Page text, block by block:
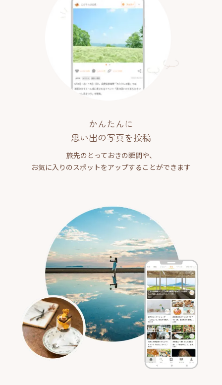
かんたんに
思い出の写真を投稿
旅先のとっておきの瞬間や、
お気に入りのスポットをアップすることができます